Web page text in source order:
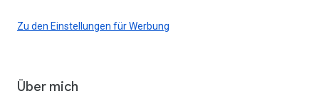
Zu den Einstellungen für Werbung
Über mich